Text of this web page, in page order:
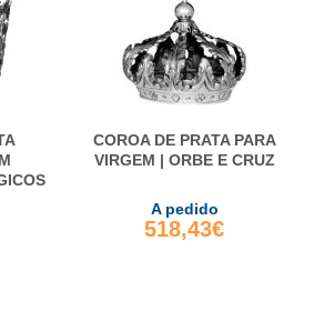
COROA DE PRATA PARA
VIRGEM | ORBE E CRUZ
A pedido
518,43€